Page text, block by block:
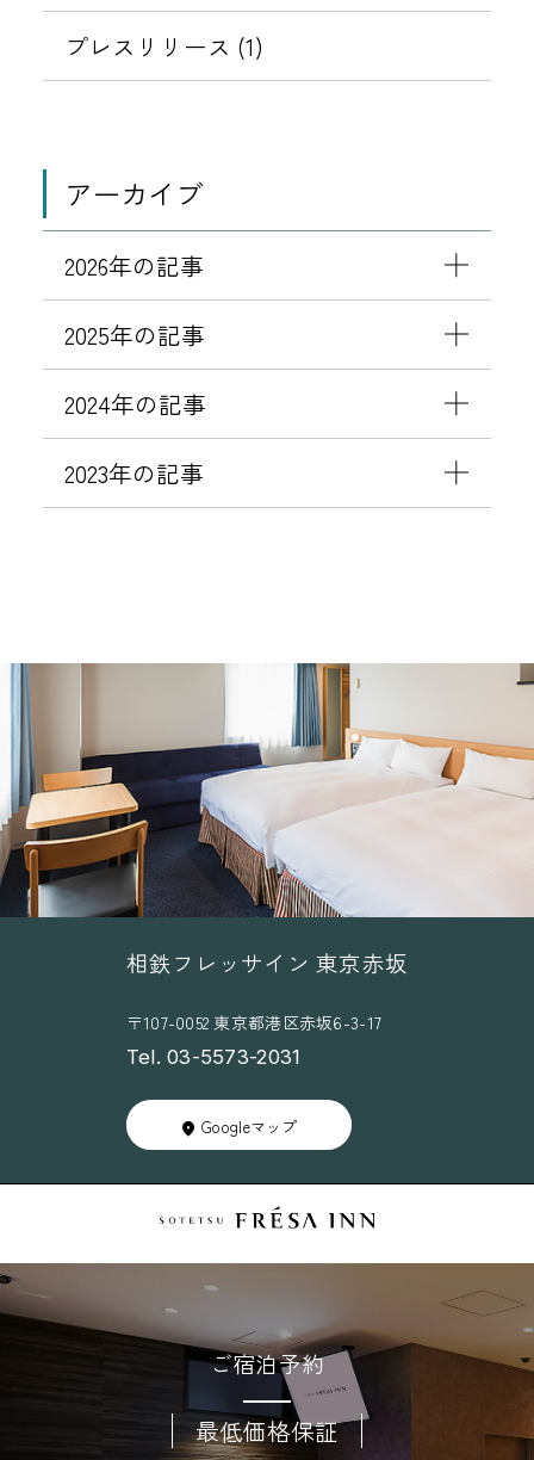
プレスリリース (1)
アーカイブ
2026年の記事
2025年の記事
2024年の記事
2023年の記事
相鉄フレッサイン 東京赤坂
〒107-0052 東京都港区赤坂6-3-17
Tel. 03-5573-2031
Googleマップ
ご宿泊予約
最低価格保証